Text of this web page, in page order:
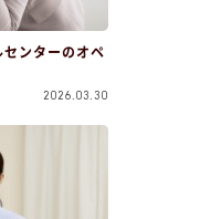
ンターのオペ
2026.03.30